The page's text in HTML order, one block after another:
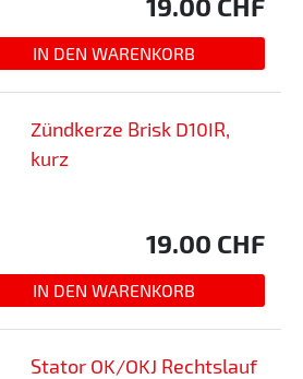
Zündkerze Brisk D10IR,
kurz
19.00 CHF
Stator OK/OKJ Rechtslauf